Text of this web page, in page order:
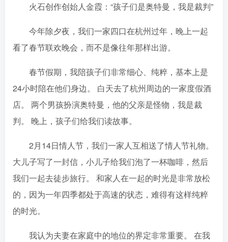
火石创作创始人金霞：“孩子们是奥特曼，我是裁判”
今年除夕夜，我们一家四口在杭州过年，晚上一起
看了春节联欢晚会，而不是像往年那样出游。
春节假期，我陪孩子们非常细心、纯粹，基本上是
24小时陪在他们身边。 白天去了杭州周边的一家度假酒
店。 两个男孩扮演奥特曼，他的父亲是怪物，我是裁
判。 晚上，孩子们给我们读故事。
2月14日情人节，我们一家人互相送了情人节礼物。
大儿子写了一封信，小儿子给我们泡了一杯咖啡，然后
我们一起去徒步旅行。 和家人在一起的时光是非常放松
的，因为一年四季都处于高速的状态，难得有这样纯粹
的时光。
我认为夫妻在家庭中的地位的界定非常重要。 在我